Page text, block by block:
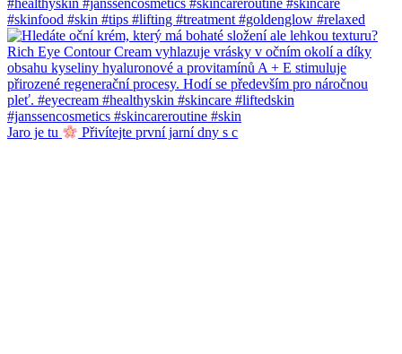
Jaro je tu Přivítejte první jarní dny s c